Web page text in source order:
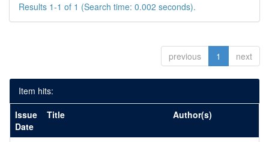
Results 1-1 of 1 (Search time: 0.002 seconds).
previous 1 next
Item hits:
Issue
Date
Title Author(s)